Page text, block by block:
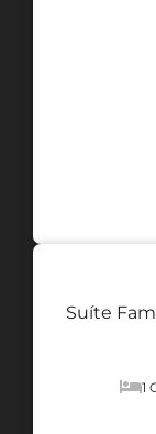
Suíte
1